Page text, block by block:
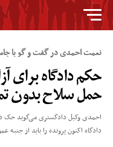
نعمت احمدی در گفت و گو با
حکم دادگاه
حمل سلاح بدون
احمدی وکیل دادگستری می‌گوید حک
دادگاه اکنون پرونده را باید از جنبه